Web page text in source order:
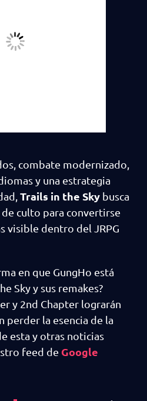
combate modernizado,
y una estrategia
Trails in the Sky busca
culto para convertirse
visible dentro del JRPG
en que GungHo está
Sky y sus remakes?
y 2nd Chapter lograrán
perder la esencia de la
esta y otras noticias
feed de Google